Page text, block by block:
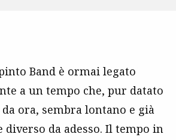
Band è ormai legato
a un tempo che, pur datato
ora, sembra lontano e già
diverso da adesso. Il tempo in